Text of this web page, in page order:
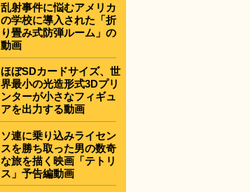
乱射事件に悩むアメリカ
の学校に導入された「折
り畳み式防弾ルーム」の
動画
ほぼSDカードサイズ、世
界最小の光造形式3Dプリ
ンターが小さなフィギュ
アを出力する動画
ソ連に乗り込みライセン
スを勝ち取った男の数奇
な旅を描く映画「テトリ
ス」予告編動画